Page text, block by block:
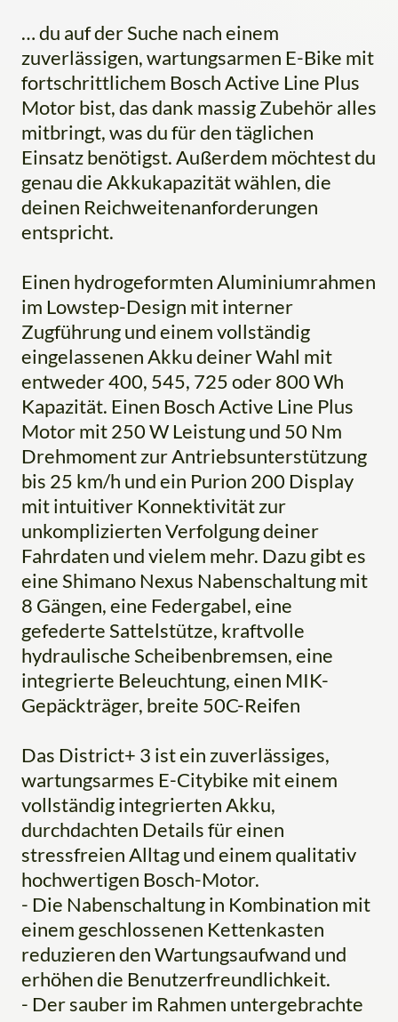
… du auf der Suche nach einem
zuverlässigen, wartungsarmen E-Bike mit
fortschrittlichem Bosch Active Line Plus
Motor bist, das dank massig Zubehör alles
mitbringt, was du für den täglichen
Einsatz benötigst. Außerdem möchtest du
genau die Akkukapazität wählen, die
deinen Reichweitenanforderungen
entspricht.
Einen hydrogeformten Aluminiumrahmen
im Lowstep-Design mit interner
Zugführung und einem vollständig
eingelassenen Akku deiner Wahl mit
entweder 400, 545, 725 oder 800 Wh
Kapazität. Einen Bosch Active Line Plus
Motor mit 250 W Leistung und 50 Nm
Drehmoment zur Antriebsunterstützung
bis 25 km/h und ein Purion 200 Display
mit intuitiver Konnektivität zur
unkomplizierten Verfolgung deiner
Fahrdaten und vielem mehr. Dazu gibt es
eine Shimano Nexus Nabenschaltung mit
8 Gängen, eine Federgabel, eine
gefederte Sattelstütze, kraftvolle
hydraulische Scheibenbremsen, eine
integrierte Beleuchtung, einen MIK-
Gepäckträger, breite 50C-Reifen
Das District+ 3 ist ein zuverlässiges,
wartungsarmes E-Citybike mit einem
vollständig integrierten Akku,
durchdachten Details für einen
stressfreien Alltag und einem qualitativ
hochwertigen Bosch-Motor.
- Die Nabenschaltung in Kombination mit
einem geschlossenen Kettenkasten
reduzieren den Wartungsaufwand und
erhöhen die Benutzerfreundlichkeit.
- Der sauber im Rahmen untergebrachte